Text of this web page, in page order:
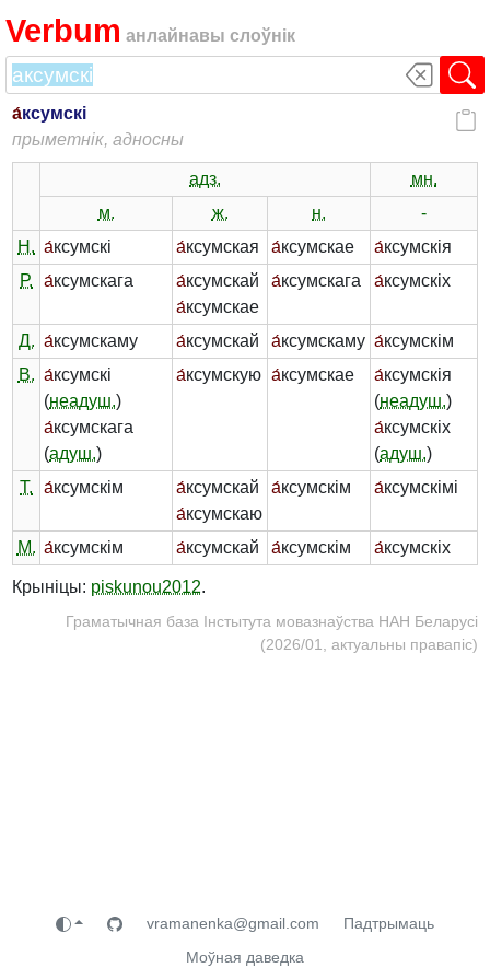
Verbum анлайнавы слоўнік
а́ксумскі
прыметнік, адносны
адз.
мн.
м.
ж. н.
-
Н. а́ксумскі а́ксумская а́ксумскае а́ксумскія
Р.
а́ксумскага а́ксумскай
а́ксумскае
а́ксумскага а́ксумскіх
Д. а́ксумскаму а́ксумскай а́ксумскаму а́ксумскім
В. а́ксумскі
(неадуш.)
а́ксумскага
(адуш.)
а́ксумскую а́ксумскае а́ксумскія
(неадуш.)
а́ксумскіх
(адуш.)
Т.
а́ксумскім а́ксумскай
а́ксумскаю
а́ксумскім а́ксумскімі
М. а́ксумскім а́ксумскай а́ксумскім а́ксумскіх
Крыніцы: piskunou2012.
Граматычная база Інстытута мовазнаўства НАН Беларусі
(2026/01, актуальны правапіс)
vramanenka@gmail.com
Падтрымаць
Моўная даведка